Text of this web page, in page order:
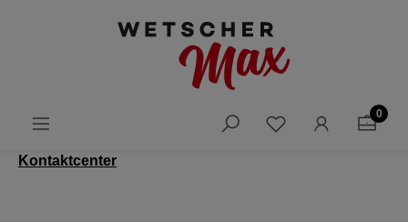
0
Kontaktcenter